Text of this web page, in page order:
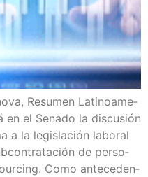
Resu­men Lati­no­ame­
el Sena­do la dis­cu­sión
a la legis­la­ción labo­ral
de per­so­
Como ante­ce­den­